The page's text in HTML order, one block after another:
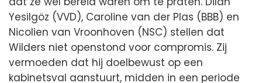
Yesilgöz (VVD), Caroline van der Plas (BBB) en
Nicolien van Vroonhoven (NSC) stellen dat
Wilders niet openstond voor compromis. Zij
vermoeden dat hij doelbewust op een
kabinetsval aanstuurt, midden in een periode